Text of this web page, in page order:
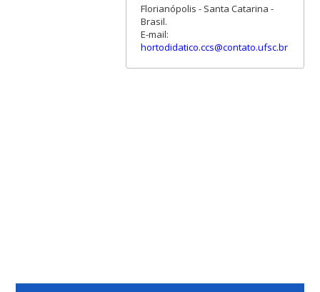
Florianópolis - Santa Catarina -
Brasil.
E-mail:
hortodidatico.ccs@contato.ufsc.br